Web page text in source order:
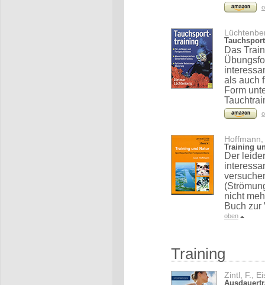
Das
als auch
Form
Hoffmann,
Training
Der
nicht
Buch zur
oben
Training
Zintl, F.,